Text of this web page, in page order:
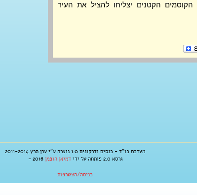
מערכת כו"ד - כנסים ודרקונים 1.0 נוצרה ע"י ערן הרץ 2011-2014
גרסא 2.0 פותחה על ידי
דמיאן הופמן 2016 -
כניסה/הצטרפות